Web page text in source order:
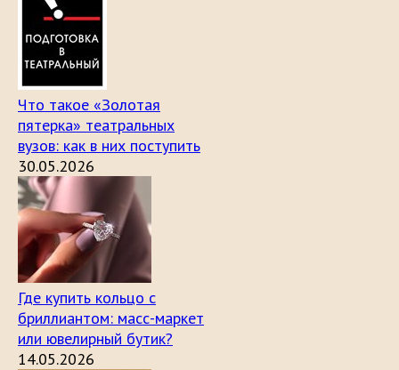
Что такое «Золотая
пятерка» театральных
вузов: как в них поступить
30.05.2026
Где купить кольцо с
бриллиантом: масс-маркет
или ювелирный бутик?
14.05.2026